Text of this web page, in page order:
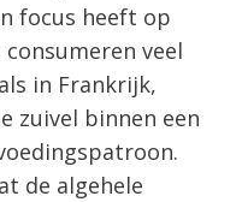
focus heeft op
veel
in Frankrijk,
zuivel binnen een
de algehele